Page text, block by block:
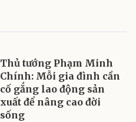
Thủ tướng Phạm Minh
Chính: Mỗi gia đình cần
cố gắng lao động sản
xuất để nâng cao đời
sống